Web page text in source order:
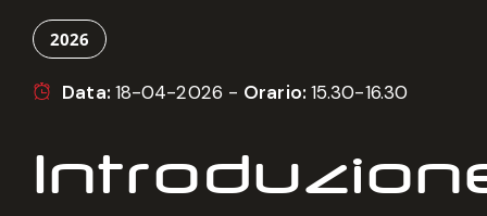
2026
Data: 18-04-2026 - Orario: 15.30-16.30